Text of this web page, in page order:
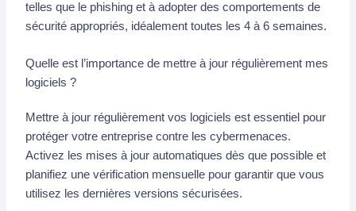
telles que le phishing et à adopter des comportements de
sécurité appropriés, idéalement toutes les 4 à 6 semaines.
Quelle est l’importance de mettre à jour régulièrement mes
logiciels ?
Mettre à jour régulièrement vos logiciels est essentiel pour
protéger votre entreprise contre les cybermenaces.
Activez les mises à jour automatiques dès que possible et
planifiez une vérification mensuelle pour garantir que vous
utilisez les dernières versions sécurisées.